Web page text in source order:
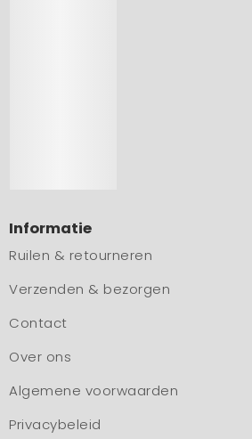
Informatie
Ruilen & retourneren
Verzenden & bezorgen
Contact
Over ons
Algemene voorwaarden
Privacybeleid